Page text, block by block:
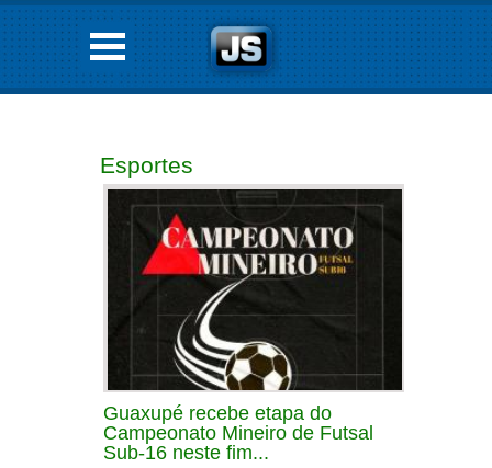
Esportes
Guaxupé recebe etapa do
Campeonato Mineiro de Futsal
Sub-16 neste fim...